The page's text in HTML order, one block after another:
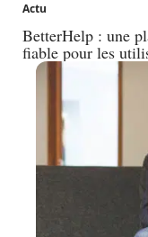
Actu
BetterHelp : une
fiable pour les